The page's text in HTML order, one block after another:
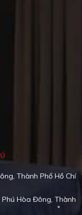
Thành Phố Hồ Chí
Phú Hòa Đông, Thành